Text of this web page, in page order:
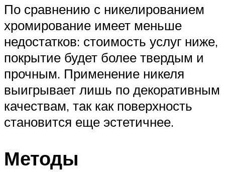
По сравнению с никелированием
хромирование имеет меньше
недостатков: стоимость услуг ниже,
покрытие будет более твердым и
прочным. Применение никеля
выигрывает лишь по декоративным
качествам, так как поверхность
становится еще эстетичнее.
Методы